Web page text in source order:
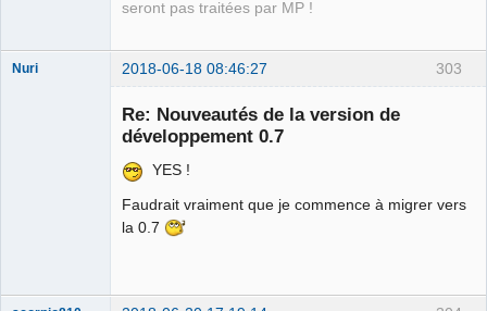
seront pas traitées par MP !
303
Nuri 2018-06-18 08:46:27
Re: Nouveautés de la version de
développement 0.7
YES !
Faudrait vraiment que je commence à migrer vers
la 0.7